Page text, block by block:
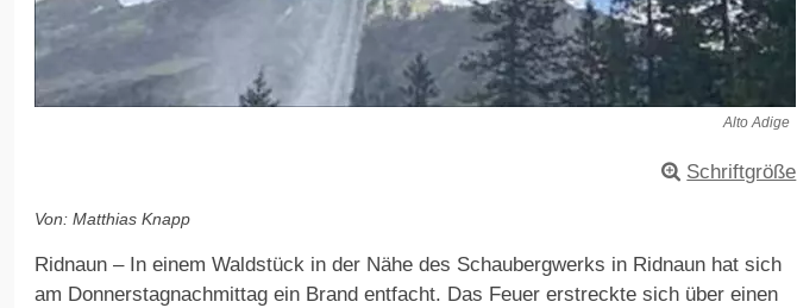
Alto Adige
Schriftgröße
Von: Matthias Knapp
Ridnaun – In einem Waldstück in der Nähe des Schaubergwerks in Ridnaun hat sich
am Donnerstagnachmittag ein Brand entfacht. Das Feuer erstreckte sich über einen